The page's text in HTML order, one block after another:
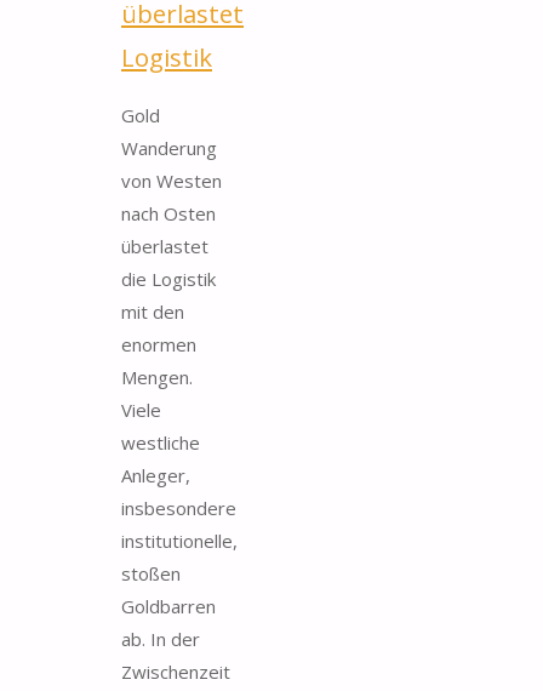
überlastet
Logistik
Gold
Wanderung
von Westen
nach Osten
überlastet
die Logistik
mit den
enormen
Mengen.
Viele
westliche
Anleger,
insbesondere
institutionelle,
stoßen
Goldbarren
ab. In der
Zwischenzeit